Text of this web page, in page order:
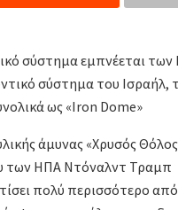
σύστημα εμπνέεται
σύστημα του Ισραήλ,
ως «Iron Dome»
άμυνας «Χρυσός
των ΗΠΑ Ντόναλντ Τραμπ
πολύ περισσότερο από